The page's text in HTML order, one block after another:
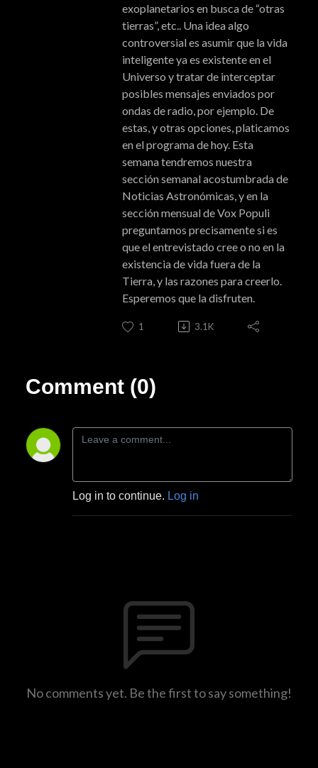
exoplanetarios en busca de “otras
tierras”, etc.. Una idea algo
controversial es asumir que la vida
inteligente ya es existente en el
Universo y tratar de interceptar
posibles mensajes enviados por
ondas de radio, por ejemplo. De
estas, y otras opciones, platicamos
en el programa de hoy. Esta
semana tendremos nuestra
sección semanal acostumbrada de
Noticias Astronómicas, y en la
sección mensual de Vox Populi
preguntamos precisamente si es
que el entrevistado cree o no en la
existencia de vida fuera de la
Tierra, y las razones para creerlo.
Esperemos que la disfruten.
1 3.1K
Comment (0)
Log in to continue. Log in
No comments yet. Be the first to say something!